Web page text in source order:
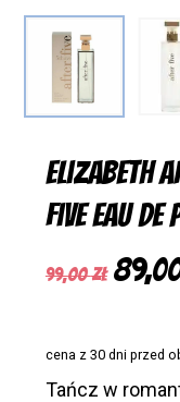
Elizabeth
Five Eau
99,00zł
99,00
cena z 30 dni przed
Tańcz w